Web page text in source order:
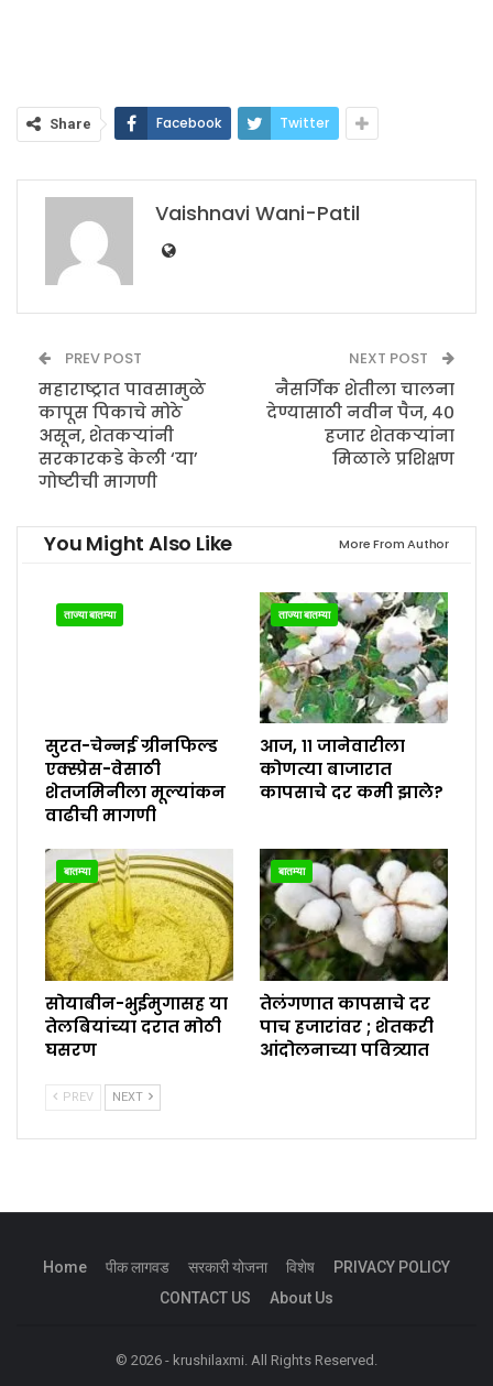
Share Facebook Twitter
Vaishnavi Wani-Patil
PREV POST
महाराष्ट्रात पावसामुळे
कापूस पिकाचे मोठे
असून, शेतकऱ्यांनी
सरकारकडे केली ‘या’
गोष्टीची मागणी
NEXT POST
नैसर्गिक शेतीला चालना
देण्यासाठी नवीन पैज, ४०
हजार शेतकऱ्यांना
मिळाले प्रशिक्षण
You Might Also Like More From Author
ताज्या बातम्या
सुरत-चेन्नई ग्रीनफिल्ड
एक्स्प्रेस-वेसाठी
शेतजमिनीला मूल्यांकन
वाढीची मागणी
ताज्या बातम्या
आज, ११ जानेवारीला
कोणत्या बाजारात
कापसाचे दर कमी झाले?
बातम्या
सोयाबीन-भुईमुगासह या
तेलबियांच्या दरात मोठी
घसरण
बातम्या
तेलंगणात कापसाचे दर
पाच हजारांवर ; शेतकरी
आंदोलनाच्या पवित्र्यात
PREV NEXT
Home पीक लागवड सरकारी योजना विशेष
PRIVACY POLICY
CONTACT US
About Us
© 2026 - krushilaxmi. All Rights Reserved.